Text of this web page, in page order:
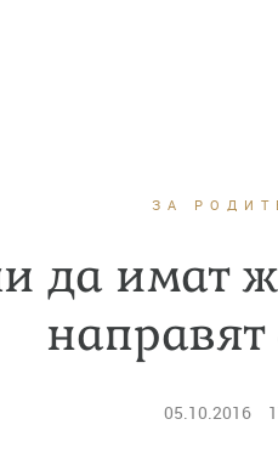
ЗА
да имат
направят
05.10.2016